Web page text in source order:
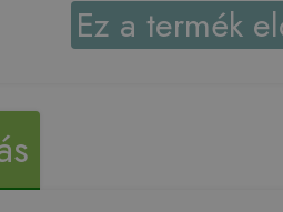
Ez a termék